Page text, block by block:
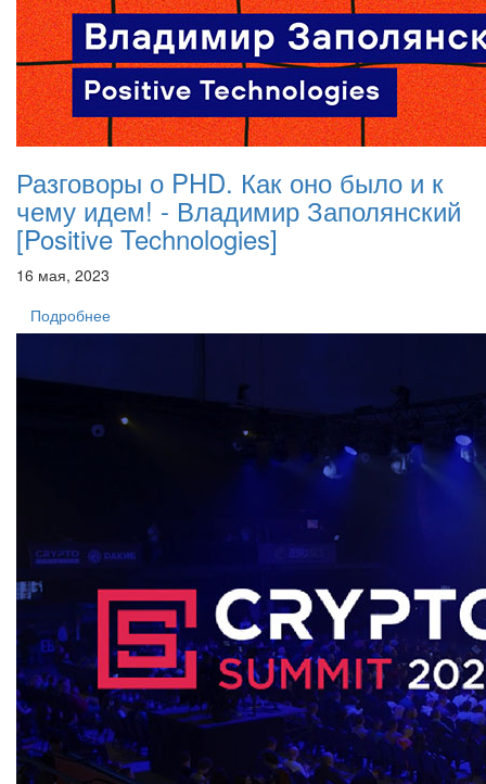
Разговоры о PHD. Как оно было и к
чему идем! - Владимир Заполянский
[Positive Technologies]
16 мая, 2023
Подробнее